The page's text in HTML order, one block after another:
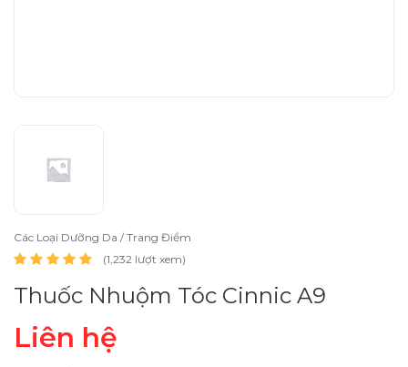
Các Loại Dưỡng Da / Trang Điểm
(1,232 lượt xem)
Thuốc Nhuộm Tóc Cinnic A9
Liên hệ